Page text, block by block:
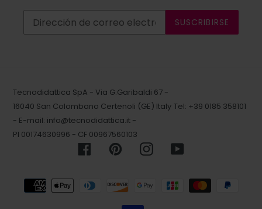
SUSCRIBIRSE
Tecnodidattica SpA - Via G.Garibaldi 67 -
16040 San Colombano Certenoli (GE) Italy Tel: +39 0185 358101
- E-mail: info@tecnodidattica.it -
PI 00174630996 - CF 00967560103
FacebookPinterestInstagram
Métodos